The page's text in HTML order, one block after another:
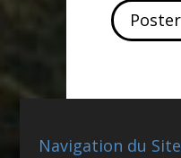
Navigation du Site